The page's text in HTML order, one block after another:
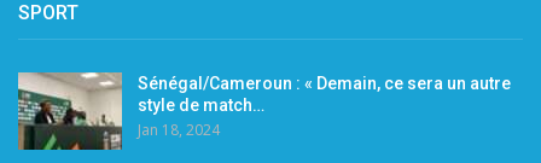
SPORT
Sénégal/Cameroun : « Demain, ce sera un autre
style de match…
Jan 18, 2024